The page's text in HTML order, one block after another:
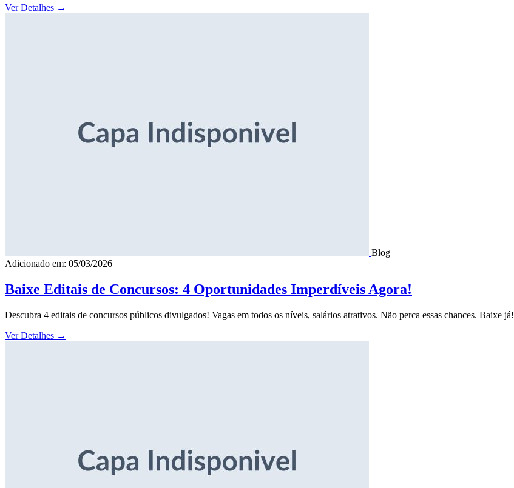
Ver Detalhes →
Blog
Adicionado em: 05/03/2026
Baixe Editais de Concursos: 4 Oportunidades Imperdíveis Agora!
Descubra 4 editais de concursos públicos divulgados! Vagas em todos os níveis, salários atrativos. Não perca essas chances. Baixe já!
Ver Detalhes →